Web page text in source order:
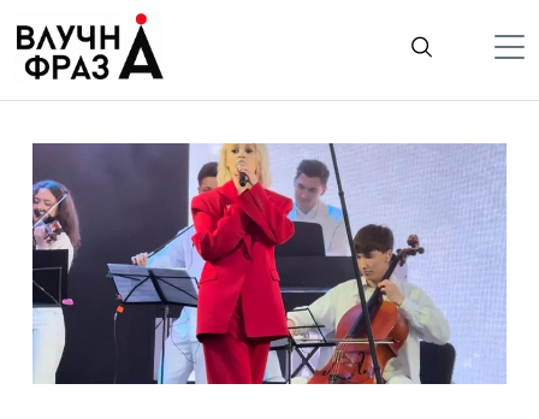
содержимому
Гроші
Життя
Лайфстайл
ТехноНаука
Людина